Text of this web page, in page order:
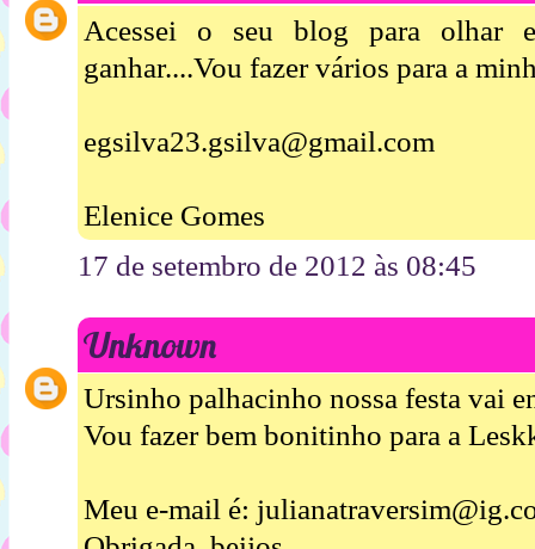
Acessei o seu blog para olhar
ganhar....Vou fazer vários para a
egsilva23.gsilva@gmail.com
Elenice Gomes
17 de setembro de 2012 às 08:45
Unknown
Ursinho palhacinho nossa festa vai
Vou fazer bem bonitinho para a
Meu e-mail é: